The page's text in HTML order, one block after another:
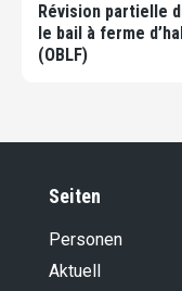
Révision partielle
le bail à ferme
(OBLF)
Seiten
Personen
Aktuell